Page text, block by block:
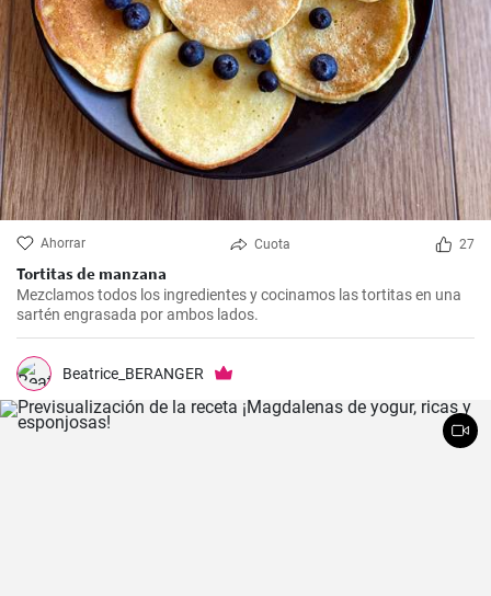
Ahorrar Cuota 27
Tortitas de manzana
Mezclamos todos los ingredientes y cocinamos las tortitas en una
sartén engrasada por ambos lados.
Beatrice_BERANGER